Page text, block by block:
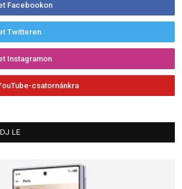
Facebookon
Twitteren
Instagramon
csatornánkra
LE